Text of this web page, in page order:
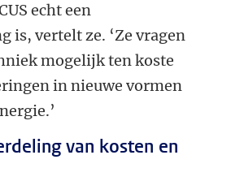
echt een
is, vertelt ze. ‘Ze vragen
mogelijk ten koste
in nieuwe vormen
van kosten en